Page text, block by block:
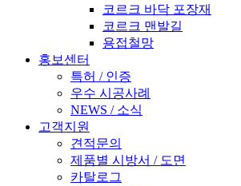
코르크 바닥 포장재
코르크 맨발길
용접철망
홍보센터
특허 / 인증
우수 시공사례
NEWS / 소식
고객지원
견적문의
제품별 시방서 / 도면
카탈로그